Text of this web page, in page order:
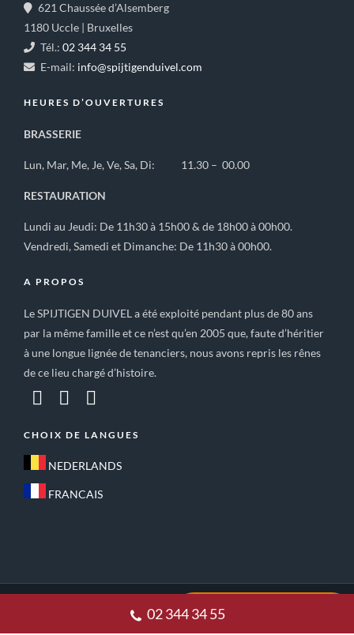
621 Chaussée d’Alsemberg
1180 Uccle | Bruxelles
Tél.: 02 344 34 55
E-mail: info@spijtigenduivel.com
HEURES D’OUVERTURES
BRASSERIE
Lun, Mar, Me, Je, Ve, Sa, Di: 11.30 – 00.00
RESTAURATION
Lundi au Jeudi: De 11h30 à 15h00 & de 18h00 à 00h00.
Vendredi, Samedi et Dimanche: De 11h30 à 00h00.
A PROPOS
Le SPIJTIGEN DUIVEL a été exploité pendant plus de 80 ans
par la même famille et ce n’est qu’en 2005 que, faute d’héritier
à une longue lignée de tenanciers, nous avons repris les rênes
de ce lieu chargé d’histoire.
CHOIX DE LANGUES
NEDERLANDS
FRANCAIS
CONDITIONS GÉNÉRALES DE VENTE
02 344 34 55